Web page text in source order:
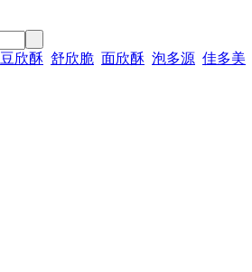
豆欣酥 舒欣脆 面欣酥 泡多源 佳多美